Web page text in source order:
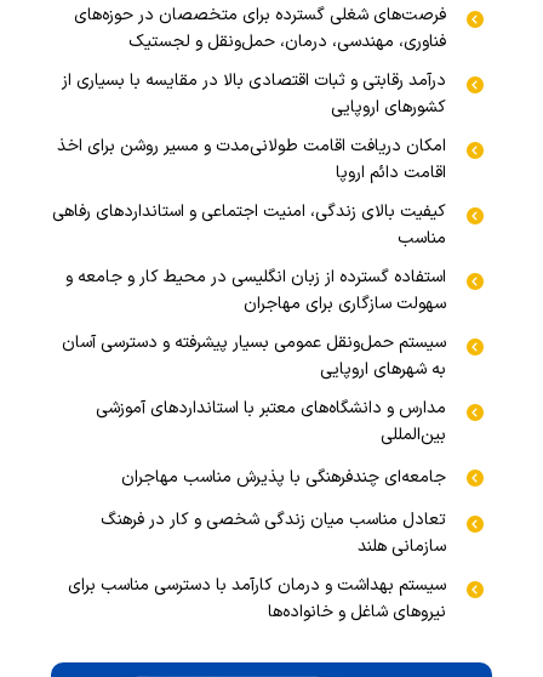
فرصت‌های شغلی گسترده برای متخصصان در حوزه‌های
فناوری، مهندسی، درمان، حمل‌ونقل و لجستیک
درآمد رقابتی و ثبات اقتصادی بالا در مقایسه با بسیاری از
کشورهای اروپایی
امکان دریافت اقامت طولانی‌مدت و مسیر روشن برای اخذ
اقامت دائم اروپا
کیفیت بالای زندگی، امنیت اجتماعی و استانداردهای رفاهی
مناسب
استفاده گسترده از زبان انگلیسی در محیط کار و جامعه و
سهولت سازگاری برای مهاجران
سیستم حمل‌ونقل عمومی بسیار پیشرفته و دسترسی آسان
به شهرهای اروپایی
مدارس و دانشگاه‌های معتبر با استانداردهای آموزشی
بین‌المللی
جامعه‌ای چندفرهنگی با پذیرش مناسب مهاجران
تعادل مناسب میان زندگی شخصی و کار در فرهنگ
سازمانی هلند
سیستم بهداشت و درمان کارآمد با دسترسی مناسب برای
نیروهای شاغل و خانواده‌ها